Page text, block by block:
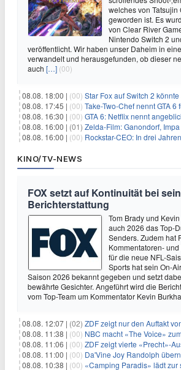
welches von Tatsujin
geworden ist. Es
von Clear River
Nintendo Switch 2
veröffentlicht. Wir haben unser Daheim in
verwandelt und herausgefunden, ob dieser
auch […] (00)
08.08. 18:00 | (00) Star Fox auf Switch 2 könnte
08.08. 17:45 | (00) Take-Two-Chef nennt GTA 6 für 80 Euro
08.08. 16:30 | (00) GTA 6: Netflix nennt angeblich Laufzeit
08.08. 16:00 | (01) Zelda-Film: Ganondorf, Impa und
08.08. 16:00 | (00) Rockstar-CEO: In drei Jahren
KINO/TV-NEWS
FOX setzt auf Kontinuität bei
Berichterstattung
Tom Brady und
auch 2026 das Top-
Senders. Zudem hat
Kommentatoren-
für die neue NFL-
Sports hat sein On-
Saison 2026 bekannt gegeben und setzt
bewährte Gesichter. Angeführt wird die
vom Top-Team um Kommentator Kevin
08.08. 12:07 | (02) ZDF zeigt nur den Auftakt von
08.08. 11:38 | (00) NBC macht «The Voice»
08.08. 11:06 | (00) ZDF zeigt vierte «Precht»-
08.08. 11:00 | (00) Da'Vine Joy Randolph übernimmt Hauptrolle
08.08. 10:38 | (00) «Camping Paradis» lädt zur